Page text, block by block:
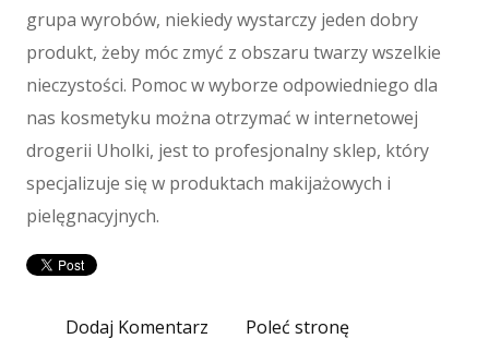
Transport
Części Samochodowe
Wynajem
Usługi Motoryzacyjne
Salony, Komisy
E-marketing
Agencje Reklamowe
Imprezy Integracyjne
grupa wyrobów, niekiedy wystarczy jeden dobry
produkt, żeby móc zmyć z obszaru twarzy wszelkie
nieczystości. Pomoc w wyborze odpowiedniego dla
nas kosmetyku można otrzymać w internetowej
drogerii Uholki, jest to profesjonalny sklep, który
specjalizuje się w produktach makijażowych i
pielęgnacyjnych.
Dodaj Komentarz Poleć stronę